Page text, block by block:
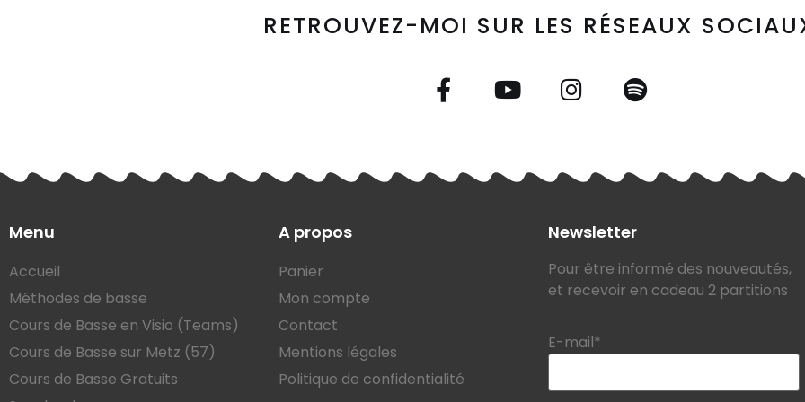
RETROUVEZ-MOI SUR LES RÉSEAUX
Menu
Accueil
Méthodes de basse
Cours de Basse en Visio (Teams)
Cours de Basse sur Metz (57)
Cours de Basse Gratuits
A propos
Panier
Mon compte
Contact
Mentions légales
Politique de confidentialité
Newsletter
Pour être informé des nouveautés,
et recevoir en cadeau 2 partitions
E-mail*